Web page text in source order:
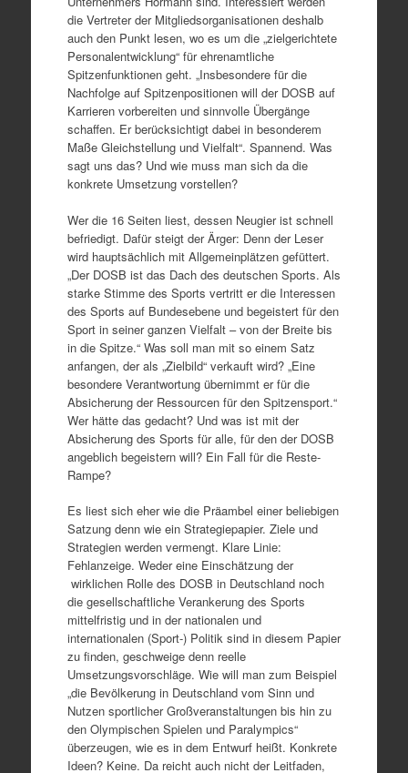
die Vertreter der Mitgliedsorganisationen deshalb
auch den Punkt lesen, wo es um die „zielgerichtete
Personalentwicklung“ für ehrenamtliche
Spitzenfunktionen geht. „Insbesondere für die
Nachfolge auf Spitzenpositionen will der DOSB auf
Karrieren vorbereiten und sinnvolle Übergänge
schaffen. Er berücksichtigt dabei in besonderem
Maße Gleichstellung und Vielfalt“. Spannend. Was
sagt uns das? Und wie muss man sich da die
konkrete Umsetzung vorstellen?
Wer die 16 Seiten liest, dessen Neugier ist schnell
befriedigt. Dafür steigt der Ärger: Denn der Leser
wird hauptsächlich mit Allgemeinplätzen gefüttert.
„Der DOSB ist das Dach des deutschen Sports. Als
starke Stimme des Sports vertritt er die Interessen
des Sports auf Bundesebene und begeistert für den
Sport in seiner ganzen Vielfalt – von der Breite bis
in die Spitze.“ Was soll man mit so einem Satz
anfangen, der als „Zielbild“ verkauft wird? „Eine
besondere Verantwortung übernimmt er für die
Absicherung der Ressourcen für den Spitzensport.“
Wer hätte das gedacht? Und was ist mit der
Absicherung des Sports für alle, für den der DOSB
angeblich begeistern will? Ein Fall für die Reste-
Rampe?
Es liest sich eher wie die Präambel einer beliebigen
Satzung denn wie ein Strategiepapier. Ziele und
Strategien werden vermengt. Klare Linie:
Fehlanzeige. Weder eine Einschätzung der
wirklichen Rolle des DOSB in Deutschland noch
die gesellschaftliche Verankerung des Sports
mittelfristig und in der nationalen und
internationalen (Sport-) Politik sind in diesem Papier
zu finden, geschweige denn reelle
Umsetzungsvorschläge. Wie will man zum Beispiel
„die Bevölkerung in Deutschland vom Sinn und
Nutzen sportlicher Großveranstaltungen bis hin zu
den Olympischen Spielen und Paralympics“
überzeugen, wie es in dem Entwurf heißt. Konkrete
Ideen? Keine. Da reicht auch nicht der Leitfaden,